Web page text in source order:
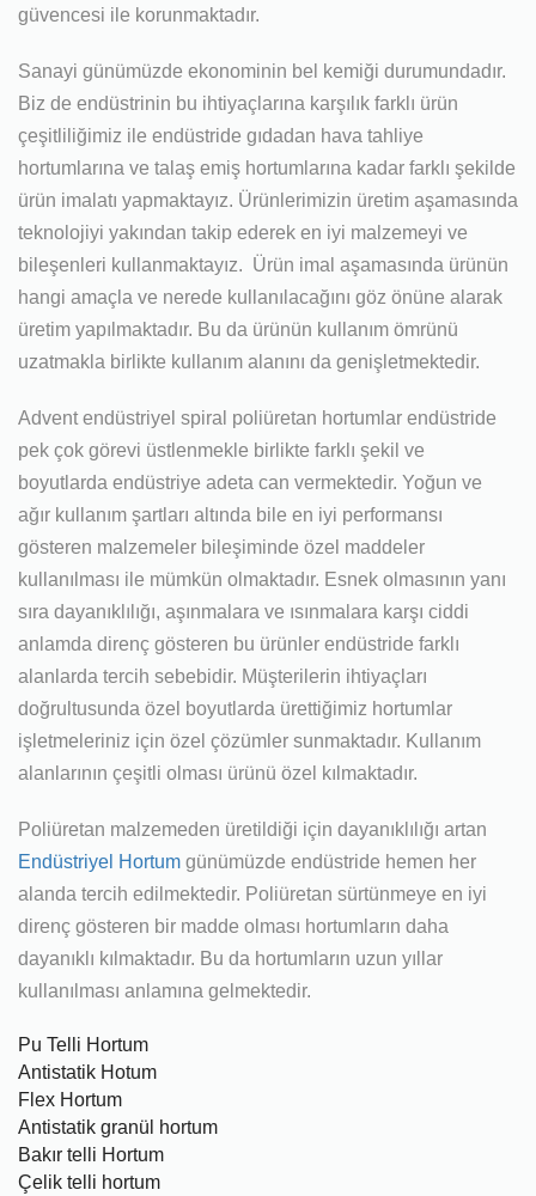
güvencesi ile korunmaktadır.
Sanayi günümüzde ekonominin bel kemiği durumundadır.
Biz de endüstrinin bu ihtiyaçlarına karşılık farklı ürün
çeşitliliğimiz ile endüstride gıdadan hava tahliye
hortumlarına ve talaş emiş hortumlarına kadar farklı şekilde
ürün imalatı yapmaktayız. Ürünlerimizin üretim aşamasında
teknolojiyi yakından takip ederek en iyi malzemeyi ve
bileşenleri kullanmaktayız. Ürün imal aşamasında ürünün
hangi amaçla ve nerede kullanılacağını göz önüne alarak
üretim yapılmaktadır. Bu da ürünün kullanım ömrünü
uzatmakla birlikte kullanım alanını da genişletmektedir.
Advent endüstriyel spiral poliüretan hortumlar endüstride
pek çok görevi üstlenmekle birlikte farklı şekil ve
boyutlarda endüstriye adeta can vermektedir. Yoğun ve
ağır kullanım şartları altında bile en iyi performansı
gösteren malzemeler bileşiminde özel maddeler
kullanılması ile mümkün olmaktadır. Esnek olmasının yanı
sıra dayanıklılığı, aşınmalara ve ısınmalara karşı ciddi
anlamda direnç gösteren bu ürünler endüstride farklı
alanlarda tercih sebebidir. Müşterilerin ihtiyaçları
doğrultusunda özel boyutlarda ürettiğimiz hortumlar
işletmeleriniz için özel çözümler sunmaktadır. Kullanım
alanlarının çeşitli olması ürünü özel kılmaktadır.
Poliüretan malzemeden üretildiği için dayanıklılığı artan
Endüstriyel Hortum günümüzde endüstride hemen her
alanda tercih edilmektedir. Poliüretan sürtünmeye en iyi
direnç gösteren bir madde olması hortumların daha
dayanıklı kılmaktadır. Bu da hortumların uzun yıllar
kullanılması anlamına gelmektedir.
Pu Telli Hortum
Antistatik Hotum
Flex Hortum
Antistatik granül hortum
Bakır telli Hortum
Çelik telli hortum